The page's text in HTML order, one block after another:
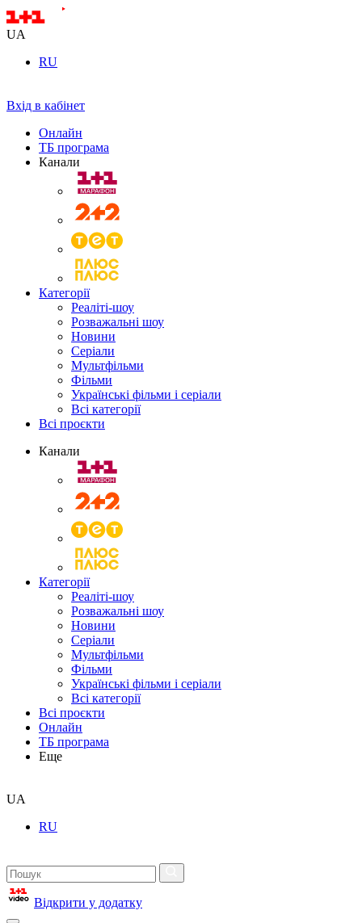
UA
RU
Вхід в кабінет
Онлайн
ТБ програма
Канали
Категорії
Реаліті-шоу
Розважальні шоу
Новини
Серіали
Мультфільми
Фільми
Українські фільми і серіали
Всі категорії
Всі проєкти
Канали
Категорії
Реаліті-шоу
Розважальні шоу
Новини
Серіали
Мультфільми
Фільми
Українські фільми і серіали
Всі категорії
Всі проєкти
Онлайн
ТБ програма
Еще
UA
RU
Відкрити у додатку